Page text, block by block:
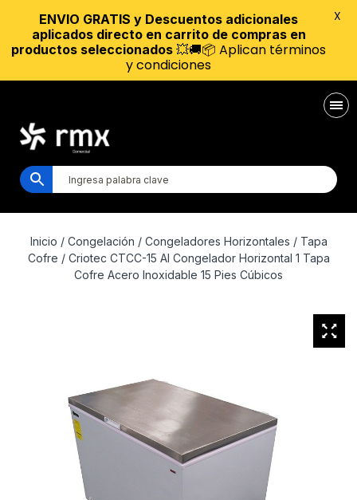
Inicio / Congelación / Congeladores Horizontales / Tapa
Cofre / Criotec CTCC-15 AI Congelador Horizontal 1 Tapa
Cofre Acero Inoxidable 15 Pies Cúbicos
ENVIO GRATIS y Descuentos adicionales
aplicados directo en carrito de compras en
productos seleccionados 💥🚚📦 Aplican términos
y condiciones
X